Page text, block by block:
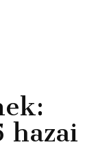
hazai